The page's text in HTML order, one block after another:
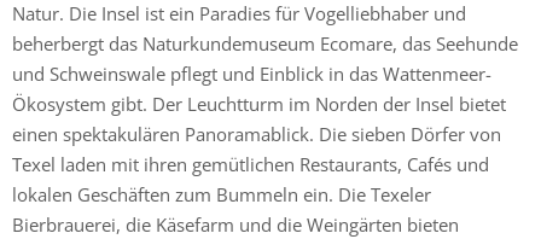
Natur. Die Insel ist ein Paradies für Vogelliebhaber und
beherbergt das Naturkundemuseum Ecomare, das Seehunde
und Schweinswale pflegt und Einblick in das Wattenmeer-
Ökosystem gibt. Der Leuchtturm im Norden der Insel bietet
einen spektakulären Panoramablick. Die sieben Dörfer von
Texel laden mit ihren gemütlichen Restaurants, Cafés und
lokalen Geschäften zum Bummeln ein. Die Texeler
Bierbrauerei, die Käsefarm und die Weingärten bieten